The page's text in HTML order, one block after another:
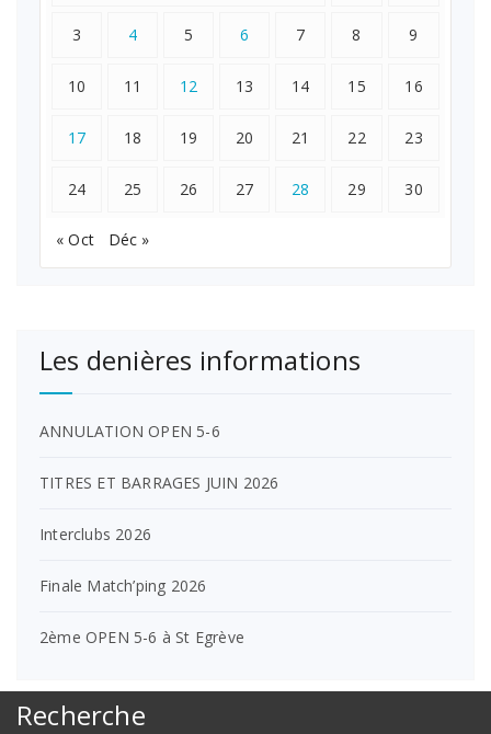
3 4 5 6 7 8 9
10 11 12 13 14 15 16
17 18 19 20 21 22 23
24 25 26 27 28 29 30
« Oct Déc »
Les denières informations
ANNULATION OPEN 5-6
TITRES ET BARRAGES JUIN 2026
Interclubs 2026
Finale Match’ping 2026
2ème OPEN 5-6 à St Egrève
Recherche